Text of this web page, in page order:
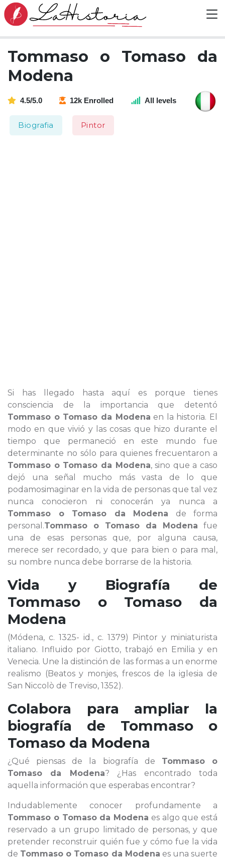
Tommaso o Tomaso da
Modena
4.5/5.0 12k Enrolled All levels
Biografia Pintor
Si has llegado hasta aquí es porque tienes
consciencia de la importancia que detentó
Tommaso o Tomaso da Modena en la historia. El
modo en que vivió y las cosas que hizo durante el
tiempo que permaneció en este mundo fue
determinante no sólo para quienes frecuentaron a
Tommaso o Tomaso da Modena, sino que a caso
dejó una señal mucho más vasta de lo que
podamosimaginar en la vida de personas que tal vez
nunca conocieron ni conocerán ya nunca a
Tommaso o Tomaso da Modena de forma
personal.Tommaso o Tomaso da Modena fue
una de esas personas que, por alguna causa,
merece ser recordado, y que para bien o para mal,
su nombre nunca debe borrarse de la historia.
Vida y Biografía de
Tommaso o Tomaso da
Modena
(Módena, c. 1325- id., c. 1379) Pintor y miniaturista
italiano. Influido por Giotto, trabajó en Emilia y en
Venecia. Une la distinción de las formas a un enorme
realismo (Beatos y monjes, frescos de la iglesia de
San Niccolò de Treviso, 1352).
Colabora para ampliar la
biografía de Tommaso o
Tomaso da Modena
¿Qué piensas de la biografía de Tommaso o
Tomaso da Modena? ¿Has encontrado toda
aquella información que esperabas encontrar?
Indudablemente conocer profundamente a
Tommaso o Tomaso da Modena es algo que está
reservado a un grupo limitado de personas, y que
pretender reconstruir quién fue y cómo fue la vida
de Tommaso o Tomaso da Modena es una suerte